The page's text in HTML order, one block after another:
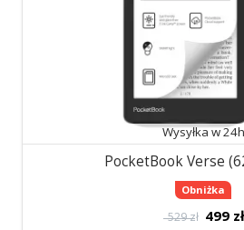
Wysyłka w 24h
PocketBook Verse
Obniżka
529 zł 499 zł